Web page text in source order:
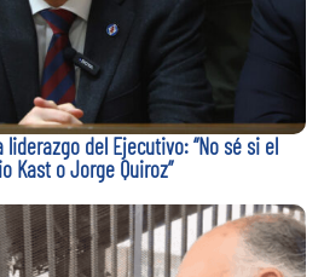
liderazgo del Ejecutivo: “No sé si el
Kast o Jorge Quiroz”